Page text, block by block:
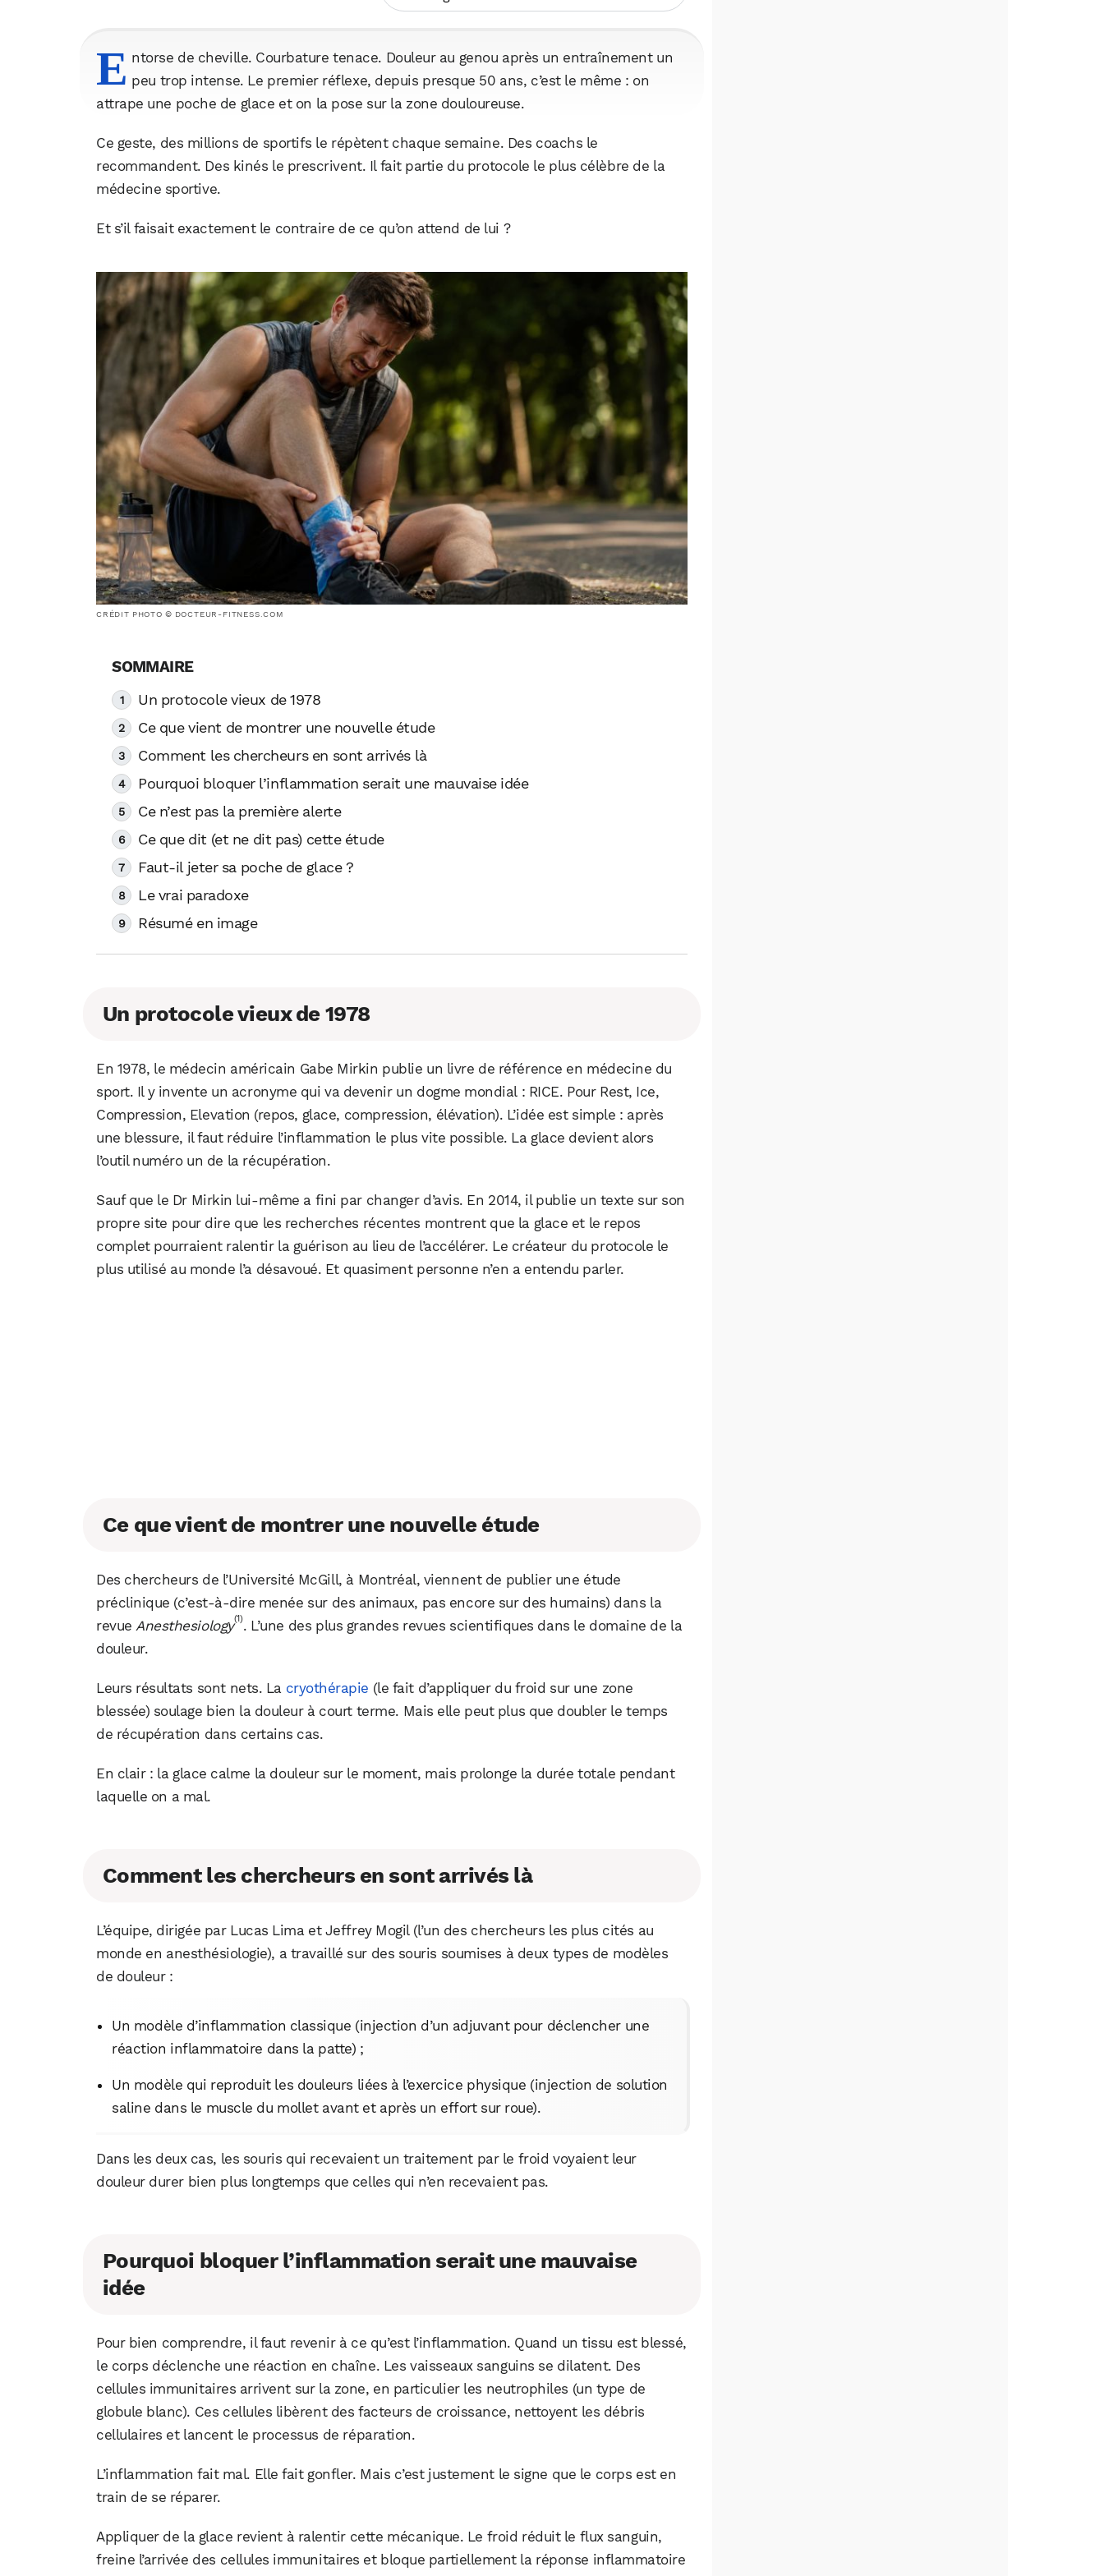
E ntorse de cheville. Courbature tenace. Douleur au genou après un entraînement un
peu trop intense. Le premier réflexe, depuis presque 50 ans, c’est le même : on
attrape une poche de glace et on la pose sur la zone douloureuse.
Ce geste, des millions de sportifs le répètent chaque semaine. Des coachs le
recommandent. Des kinés le prescrivent. Il fait partie du protocole le plus célèbre de la
médecine sportive.
Et s’il faisait exactement le contraire de ce qu’on attend de lui ?
CRÉDIT PHOTO © DOCTEUR-FITNESS.COM
Un protocole vieux de 1978
Ce que vient de montrer une nouvelle étude
Comment les chercheurs en sont arrivés là
Pourquoi bloquer l’inflammation serait une mauvaise idée
Ce n’est pas la première alerte
Ce que dit (et ne dit pas) cette étude
Faut-il jeter sa poche de glace ?
Le vrai paradoxe
Résumé en image
Un protocole vieux de 1978
En 1978, le médecin américain Gabe Mirkin publie un livre de référence en médecine du
sport. Il y invente un acronyme qui va devenir un dogme mondial : RICE. Pour Rest, Ice,
Compression, Elevation (repos, glace, compression, élévation). L’idée est simple : après
une blessure, il faut réduire l’inflammation le plus vite possible. La glace devient alors
l’outil numéro un de la récupération.
Sauf que le Dr Mirkin lui-même a fini par changer d’avis. En 2014, il publie un texte sur son
propre site pour dire que les recherches récentes montrent que la glace et le repos
complet pourraient ralentir la guérison au lieu de l’accélérer. Le créateur du protocole le
plus utilisé au monde l’a désavoué. Et quasiment personne n’en a entendu parler.
Ce que vient de montrer une nouvelle étude
Des chercheurs de l’Université McGill, à Montréal, viennent de publier une étude
préclinique (c’est-à-dire menée sur des animaux, pas encore sur des humains) dans la
revueAnesthesiology(1). L’une des plus grandes revues scientifiques dans le domaine de la
douleur.
Leurs résultats sont nets. La cryothérapie (le fait d’appliquer du froid sur une zone
blessée) soulage bien la douleur à court terme. Mais elle peut plus que doubler le temps
de récupération dans certains cas.
En clair : la glace calme la douleur sur le moment, mais prolonge la durée totale pendant
laquelle on a mal.
Comment les chercheurs en sont arrivés là
L’équipe, dirigée par Lucas Lima et Jeffrey Mogil (l’un des chercheurs les plus cités au
monde en anesthésiologie), a travaillé sur des souris soumises à deux types de modèles
de douleur :
Un modèle d’inflammation classique (injection d’un adjuvant pour déclencher une
réaction inflammatoire dans la patte) ;
Un modèle qui reproduit les douleurs liées à l’exercice physique (injection de solution
saline dans le muscle du mollet avant et après un effort sur roue).
Dans les deux cas, les souris qui recevaient un traitement par le froid voyaient leur
douleur durer bien plus longtemps que celles qui n’en recevaient pas.
Pourquoi bloquer l’inflammation serait une mauvaise
idée
Pour bien comprendre, il faut revenir à ce qu’est l’inflammation. Quand un tissu est blessé,
le corps déclenche une réaction en chaîne. Les vaisseaux sanguins se dilatent. Des
cellules immunitaires arrivent sur la zone, en particulier les neutrophiles (un type de
globule blanc). Ces cellules libèrent des facteurs de croissance, nettoyent les débris
cellulaires et lancent le processus de réparation.
L’inflammation fait mal. Elle fait gonfler. Mais c’est justement le signe que le corps est en
train de se réparer.
Appliquer de la glace revient à ralentir cette mécanique. Le froid réduit le flux sanguin,
freine l’arrivée des cellules immunitaires et bloque partiellement la réponse inflammatoire